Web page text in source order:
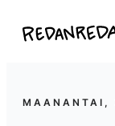
suoraan
Linda Saukko-Rauta, Redanredan Oy
piirrosvideoita
MAANANTAI,